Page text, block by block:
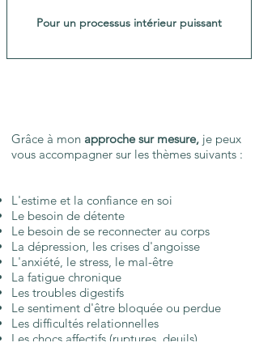
Pour un processus intérieur puissant
Grâce à mon approche sur mesure, je peux
vous accompagner sur les thèmes suivants :​​​​​​​​
L'estime et la confiance en soi
Le besoin de détente
Le besoin de se reconnecter au corps
La dépression, les crises d'angoisse
L'anxiété, le stress, le mal-être
La fatigue chronique
Les troubles digestifs
Le sentiment d'être bloquée ou perdue
Les difficultés relationnelles
Les chocs affectifs (ruptures, deuils)